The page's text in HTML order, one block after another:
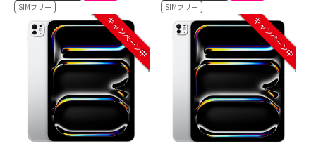
SIMフリー
キャンペーン中
SIMフリー
キャンペーン中